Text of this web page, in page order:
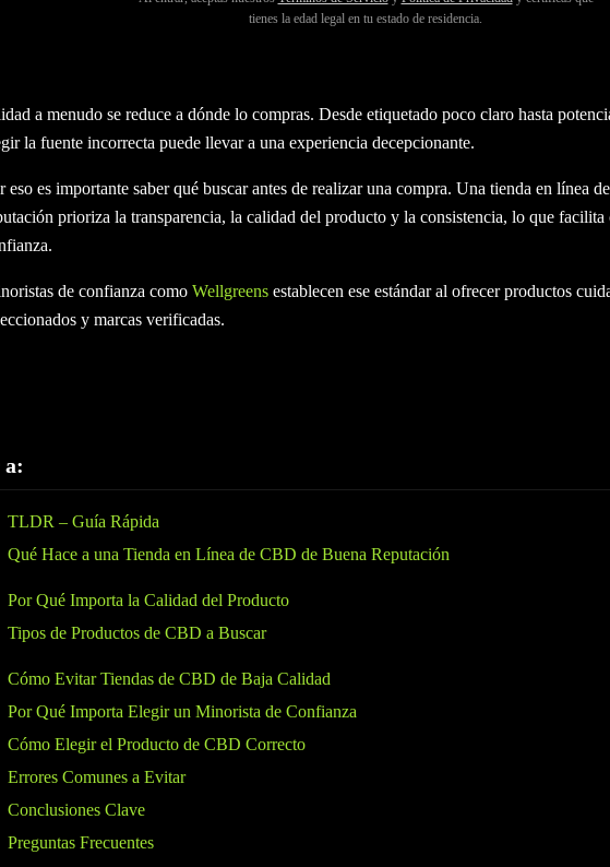
tienes la edad legal en tu estado de residencia.
tantas opciones disponibles, encontrar una tienda en línea de CBD de buena reputación
a menudo se reduce a dónde lo compras. Desde etiquetado poco claro hasta
la fuente incorrecta puede llevar a una experiencia decepcionante.
eso es importante saber qué buscar antes de realizar una compra. Una tienda en línea
prioriza la transparencia, la calidad del producto y la consistencia, lo que facilita
de confianza como Wellgreens establecen ese estándar al ofrecer productos
y marcas verificadas.
TLDR – Guía Rápida
Qué Hace a una Tienda en Línea de CBD de Buena Reputación
Por Qué Importa la Calidad del Producto
Tipos de Productos de CBD a Buscar
Cómo Evitar Tiendas de CBD de Baja Calidad
Por Qué Importa Elegir un Minorista de Confianza
Cómo Elegir el Producto de CBD Correcto
Errores Comunes a Evitar
Conclusiones Clave
Preguntas Frecuentes